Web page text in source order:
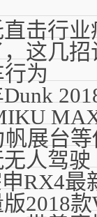
击行
这几
行为
展台
人驾驶
RX4最
2018款